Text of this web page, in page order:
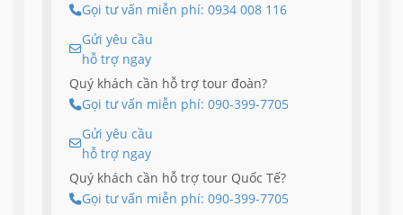
Gọi tư vấn miễn phí: 0934 008 116
Gửi yêu cầu
hỗ trợ ngay
Quý khách cần hỗ trợ tour đoàn?
Gọi tư vấn miễn phí: 090-399-7705
Gửi yêu cầu
hỗ trợ ngay
Quý khách cần hỗ trợ tour Quốc Tế?
Gọi tư vấn miễn phí: 090-399-7705